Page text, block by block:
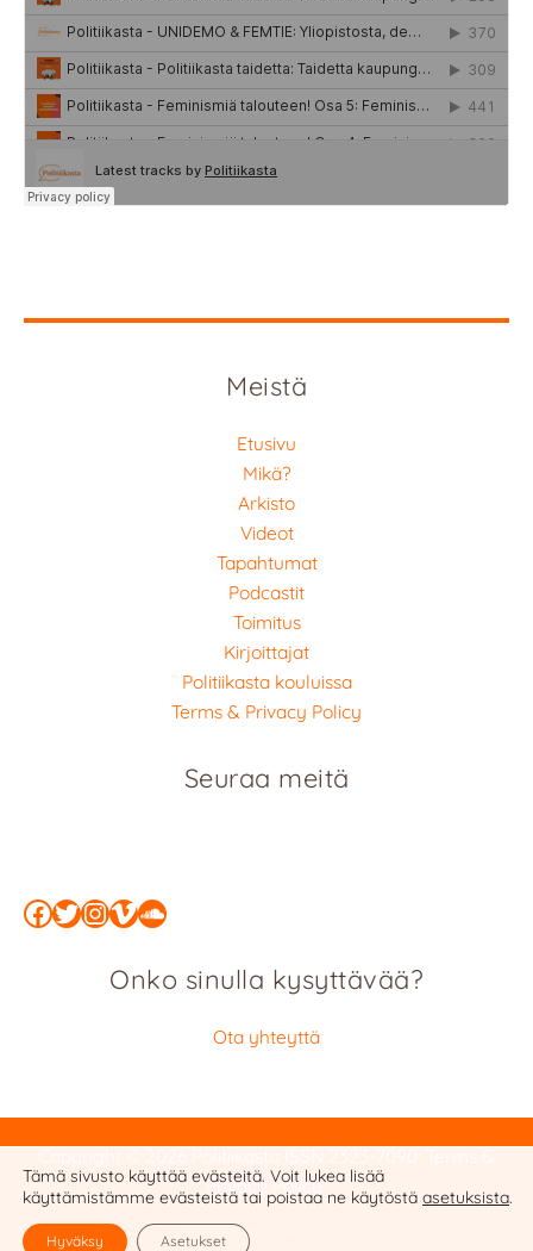
Meistä
Etusivu
Mikä?
Arkisto
Videot
Tapahtumat
Podcastit
Toimitus
Kirjoittajat
Politiikasta kouluissa
Terms & Privacy Policy
Seuraa meitä
Facebook
Twitter
Instagram
Vimeo
SoundCloud
Onko sinulla kysyttävää?
Ota yhteyttä
Privacy Policy
Website by Cobalt Studio
Tämä sivusto käyttää evästeitä. Voit lukea lisää
käyttämistämme evästeistä tai poistaa ne käytöstä asetuksista.
Hyväksy Asetukset